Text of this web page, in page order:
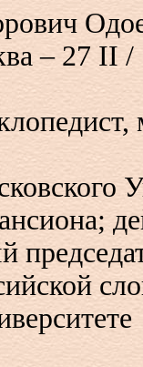
– 27 II /